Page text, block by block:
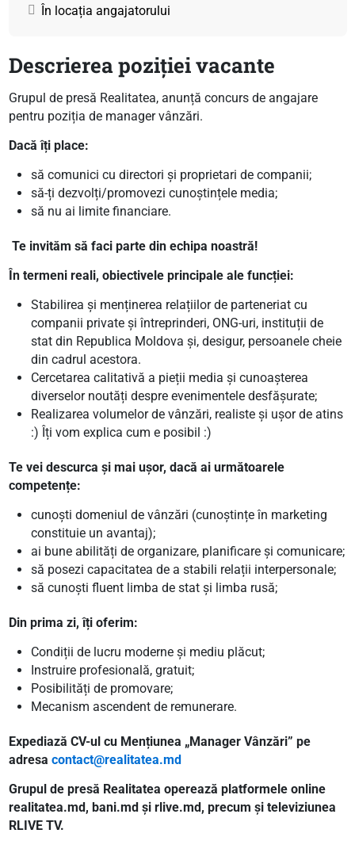
În locația angajatorului
Descrierea poziției vacante
Grupul de presă Realitatea, anunță concurs de angajare
pentru poziția de manager vânzări.
​​Dacă îți place:
să comunici cu directori și proprietari de companii;
să-ți dezvolți/promovezi cunoștințele media;
să nu ai limite financiare.
Te invităm să faci parte din echipa noastră!
În termeni reali, obiectivele principale ale funcției:
Stabilirea și menținerea relațiilor de parteneriat cu
companii private și întreprinderi, ONG-uri, instituții de
stat din Republica Moldova și, desigur, persoanele cheie
din cadrul acestora.
Cercetarea calitativă a pieții media și cunoașterea
diverselor noutăți despre evenimentele desfășurate;
Realizarea volumelor de vânzări, realiste și ușor de atins
:) Îți vom explica cum e posibil :)
Te vei descurca și mai ușor, dacă ai următoarele
competențe:
cunoști domeniul de vânzări (cunoștințe în marketing
constituie un avantaj);
ai bune abilități de organizare, planificare și comunicare;
să posezi capacitatea de a stabili relații interpersonale;
să cunoști fluent limba de stat și limba rusă;
Din prima zi, îți oferim:
Condiții de lucru moderne și mediu plăcut;
Instruire profesională, gratuit;
Posibilități de promovare;
Mecanism ascendent de remunerare.
Expediază CV-ul cu Mențiunea „Manager Vânzări” pe
adresa contact@realitatea.md
Grupul de presă Realitatea operează platformele online
realitatea.md, bani.md și rlive.md, precum și televiziunea
RLIVE TV.